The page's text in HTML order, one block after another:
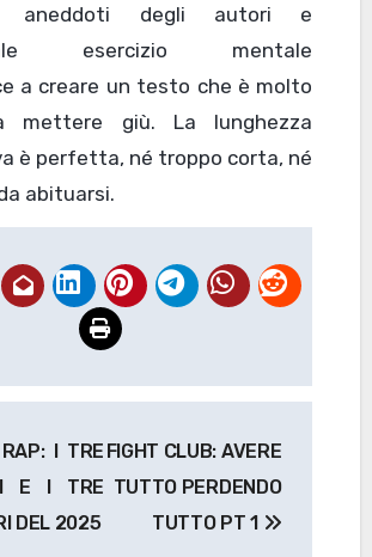
aneddoti degli autori e
esercizio mentale
a creare un testo che è molto
mettere giù. La lunghezza
è perfetta, né troppo corta, né
abituarsi.
I TRE
E I TRE
DEL 2025
FIGHT CLUB: AVERE
TUTTO PERDENDO
TUTTO PT 1